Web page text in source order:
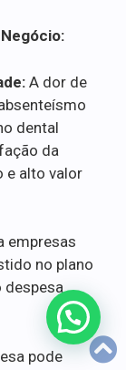
A dor de
dental
da
e alto valor
empresas
no plano
despesa
pode